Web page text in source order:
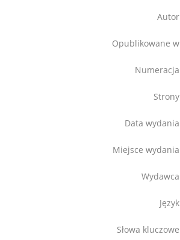
Autor
Opublikowane w
Numeracja
Strony
Data wydania
Miejsce wydania
Wydawca
Język
Słowa kluczowe